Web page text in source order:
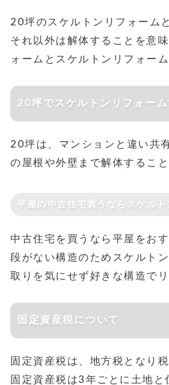
20坪のスケルトンリフォーム
それ以外は解体することを意
ォームとスケルトンリフォー
20坪でスケルトンリフォー
20坪は、マンションと違い共
の屋根や外壁まで解体すること
平屋の中古住宅買うならスケル
中古住宅を買うなら平屋をお
段がない構造のためスケルト
取りを気にせず好きな構造で
固定資産税について
固定資産税は、地方税となり
固定資産税は3年ごとに土地